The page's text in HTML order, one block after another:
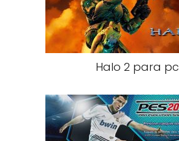
Halo 2 para pc